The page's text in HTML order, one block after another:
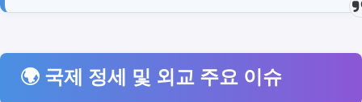
🌍 국제 정세 및 외교 주요 이슈